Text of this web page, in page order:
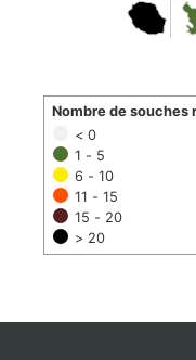
< 0
1 - 5
6 - 10
11 - 15
15 - 20
> 20
Nombre de souches